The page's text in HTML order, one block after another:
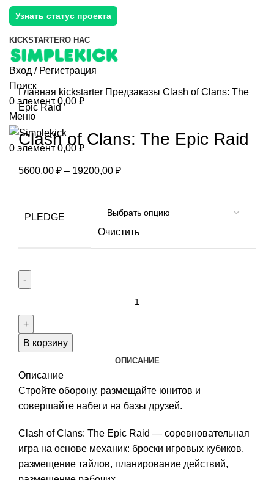
Узнать статус проекта
KICKSTARTERО НАС
Вход / Регистрация
Поиск
0 элемент 0,00 ₽
Меню
0 элемент 0,00₽
Главная kickstarter Предзаказы Clash of Clans: The
Epic Raid
Clash of Clans: The Epic Raid
5600,00 ₽ – 19200,00 ₽
PLEDGE
Очистить
Clash
of
The
Epic
Raid
В корзину
ОПИСАНИЕ
Описание
Стройте оборону, размещайте юнитов и
совершайте набеги на базы друзей.
Clash of Clans: The Epic Raid — соревновательная
игра на основе механик: броски игровых кубиков,
размещение тайлов, планирование действий,